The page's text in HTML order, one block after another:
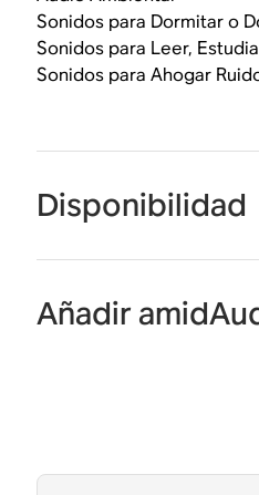
Sonidos para Dormitar o
Sonidos para Leer,
Sonidos para Ahogar
Disponibilidad
Añadir